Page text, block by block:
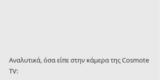
Αναλυτικά, όσα είπε στην κάμερα της Cosmote
TV: